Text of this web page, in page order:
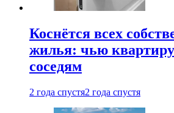
Коснётся всех
жилья: чью квартиру
соседям
2 года спустя2 года спустя